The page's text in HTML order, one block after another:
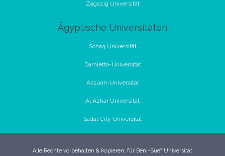
Zagazig Universität
Ägyptische Universitäten
Sohag Universität
Damietta-Universität
Assuan-Universität
Al Azhar Universität
Sadat City Universität
Alle Rechte vorbehalten & Kopieren; für Beni-Suef Universität